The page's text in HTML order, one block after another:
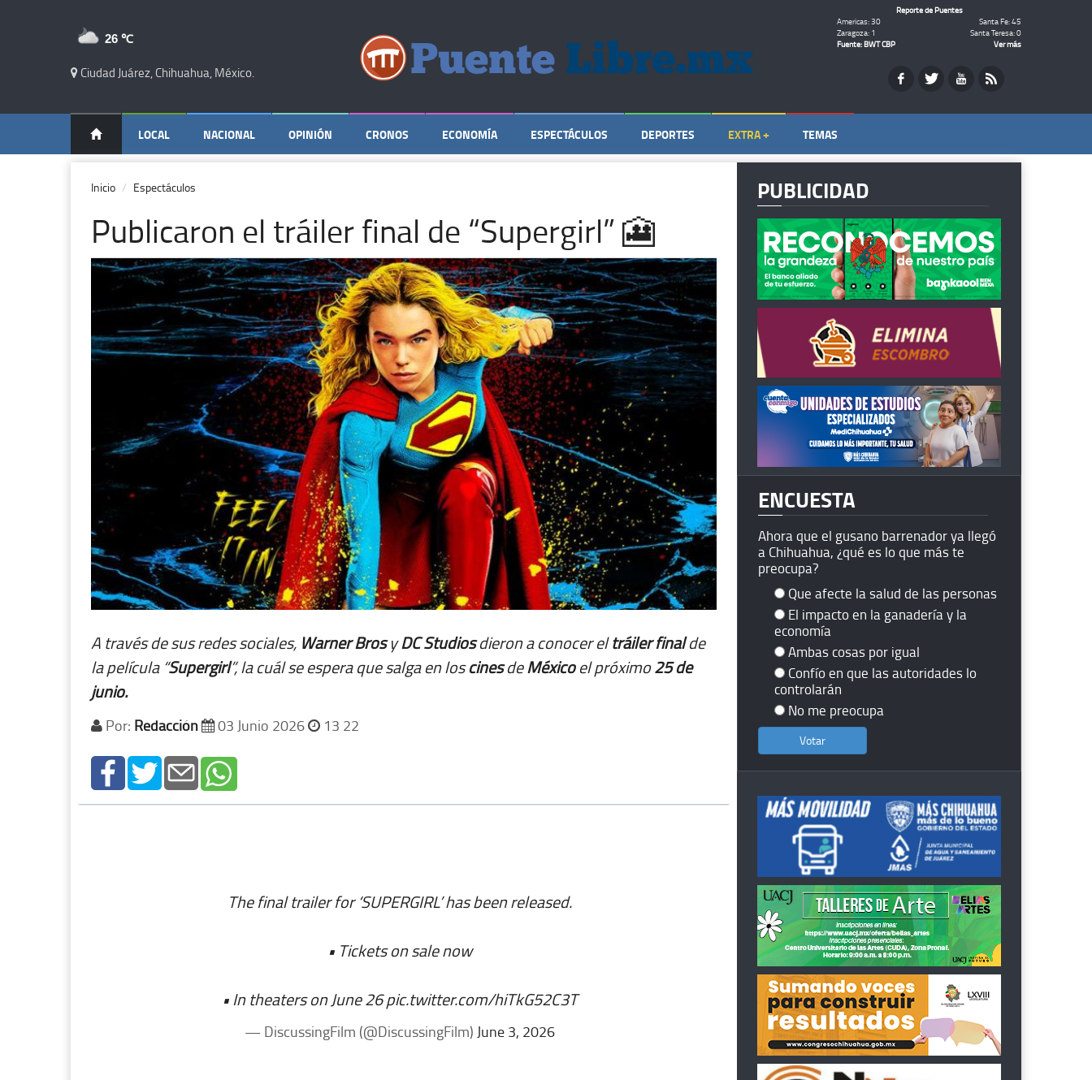
26 ℃
Ciudad Juárez, Chihuahua, México.
Reporte de Puentes
Americas: 30
Santa Fe: 45
Zaragoza: 1
Santa Teresa: 0
Fuente: BWT CBP
Ver más
LOCAL NACIONAL OPINIÓN CRONOS ECONOMÍA ESPECTÁCULOS DEPORTES EXTRA + TEMAS
Inicio Espectáculos
Publicaron el tráiler final de “Supergirl” 🎦
A través de sus redes sociales, WarnerBrosyDCStudiosdieron a conocer eltráilerfinalde
la película “Supergirl”, la cuál se espera que salga en loscinesdeMéxicoel próximo25 de
junio.
Por: Redacción 03 Junio 2026 13 22
The final trailer for ‘SUPERGIRL’ has been released.
• Tickets on sale now
• In theaters on June 26pic.twitter.com/hiTkG52C3T
— DiscussingFilm (@DiscussingFilm) June 3, 2026
PUBLICIDAD
ENCUESTA
Ahora que el gusano barrenador ya llegó
a Chihuahua, ¿qué es lo que más te
preocupa?
Que afecte la salud de las personas
El impacto en la ganadería y la
economía
Ambas cosas por igual
Confío en que las autoridades lo
controlarán
No me preocupa